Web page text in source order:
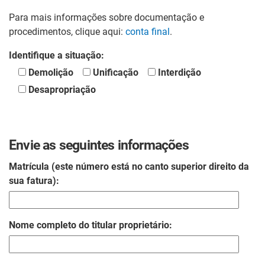
Para mais informações sobre documentação e
procedimentos, clique aqui: conta final.
Identifique a situação:
Demolição
Unificação
Interdição
Desapropriação
Envie as seguintes informações
Matrícula (este número está no canto superior direito da
sua fatura):
Nome completo do titular proprietário: